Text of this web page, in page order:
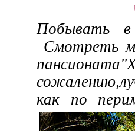
Побывать
Смотреть
как по